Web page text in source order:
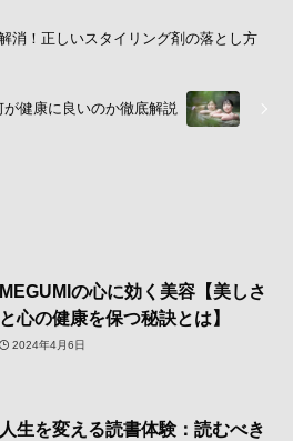
消！正しいスタイリング剤の落とし方
健康に良いのか徹底解説
MEGUMIの心に効く美容【美しさ
と心の健康を保つ秘訣とは】
2024年4月6日
人生を変える読書体験：読むべき